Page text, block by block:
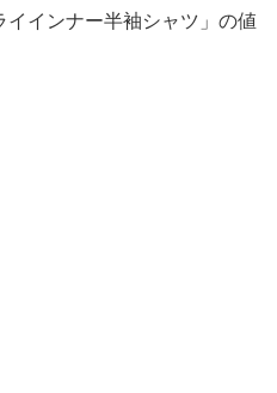
インナー半袖シャツ」の値